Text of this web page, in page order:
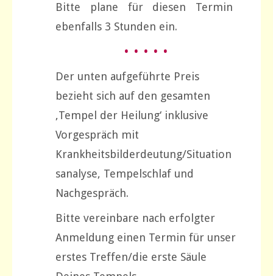
Bitte plane für diesen Termin
ebenfalls 3 Stunden ein.
• • • • •
Der unten aufgeführte Preis
bezieht sich auf den gesamten
‚Tempel der Heilung‘ inklusive
Vorgespräch mit
Krankheitsbilderdeutung/Situation
sanalyse, Tempelschlaf und
Nachgespräch.
Bitte vereinbare nach erfolgter
Anmeldung einen Termin für unser
erstes Treffen/die erste Säule